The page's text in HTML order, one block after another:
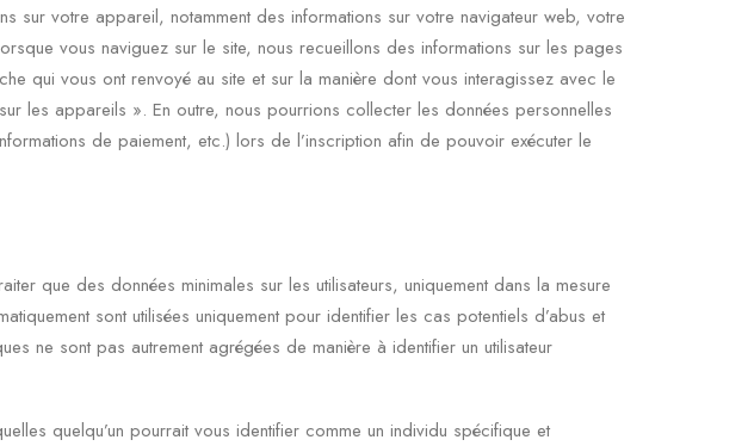
sur votre appareil, notamment des informations sur votre navigateur web, votre
vous naviguez sur le site, nous recueillons des informations sur les pages
qui vous ont renvoyé au site et sur la manière dont vous interagissez avec le
les appareils ». En outre, nous pourrions collecter les données personnelles
de paiement, etc.) lors de l’inscription afin de pouvoir exécuter le
que des données minimales sur les utilisateurs, uniquement dans la mesure
sont utilisées uniquement pour identifier les cas potentiels d’abus et
ne sont pas autrement agrégées de manière à identifier un utilisateur
quelqu’un pourrait vous identifier comme un individu spécifique et